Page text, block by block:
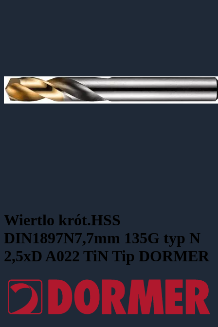
Wiertlo krót.HSS
DIN1897N7,7mm 135G typ N
2,5xD A022 TiN Tip DORMER